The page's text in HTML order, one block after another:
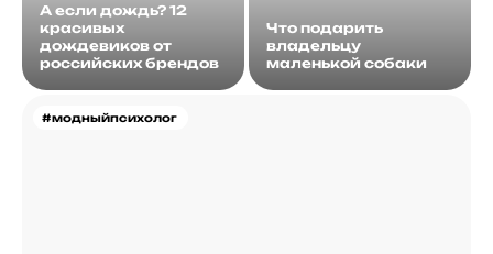
А если дождь? 12
красивых
дождевиков от
российских брендов
#модныйпсихолог
Что подарить
владельцу
маленькой собаки